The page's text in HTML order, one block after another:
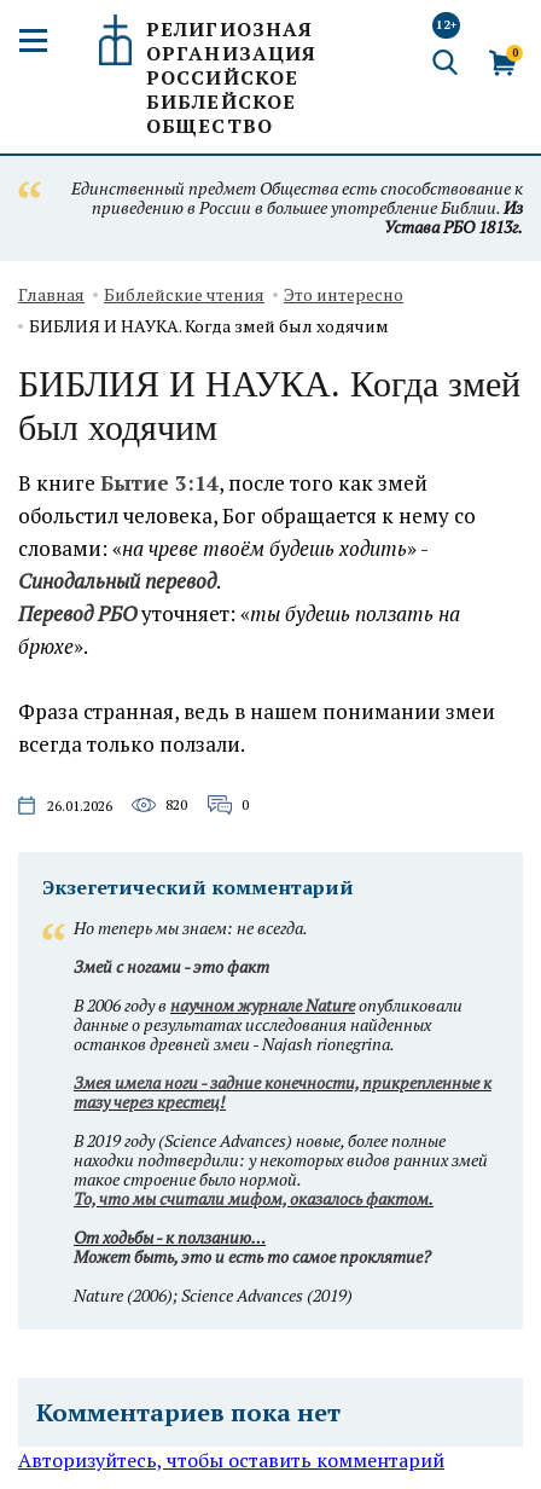
РЕЛИГИОЗНАЯ
ОРГАНИЗАЦИЯ
РОССИЙСКОЕ
БИБЛЕЙСКОЕ
ОБЩЕСТВО
12+
0
Единственный предмет Общества есть способствование к
приведению в России в большее употребление Библии.Из
Устава РБО 1813г.
Главная Библейские чтения
Это интересно
БИБЛИЯ И НАУКА. Когда змей был ходячим
БИБЛИЯ И НАУКА. Когда змей
был ходячим
В книге Бытие 3:14, после того как змей
обольстил человека, Бог обращается к нему со
словами: «на чреве твоём будешь ходить» -
Синодальный перевод.
Перевод РБОуточняет: «ты будешь ползать на
брюхе».
Фраза странная, ведь в нашем понимании змеи
всегда только ползали.
26.01.2026 820 0
Экзегетический комментарий
Но теперь мы знаем: не всегда.
Змей с ногами - это факт
В 2006 году внаучном журналеNatureопубликовали
данные о результатах исследования найденных
останков древней змеи - Najash rionegrina.
Змея имела ноги - задние конечности, прикрепленные к
тазу через крестец!
В 2019 году (Science Advances) новые, более полные
находки подтвердили: у некоторых видов ранних змей
такое строение было нормой.
То, что мы считали мифом, оказалось фактом.
От ходьбы - к ползанию…
Может быть, это и есть то самое проклятие?
Nature (2006); Science Advances (2019)
Комментариев пока нет
Авторизуйтесь, чтобы оставить комментарий